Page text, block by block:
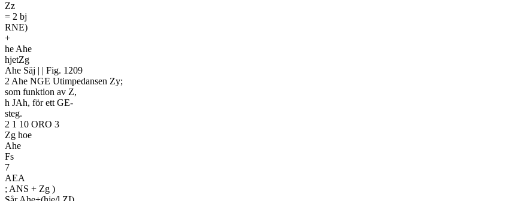
Zz
= 2 bj
RNE)
+
he Ahe
hjetZg
Ahe Säj | | Fig. 1209
2 Ahe NGE Utimpedansen Zy;
som funktion av Z,
h JAh, för ett GE-
steg.
2 1 10 ORO 3
Zg hoe
Ahe
Fs
7
AEA
; ANS + Zg )